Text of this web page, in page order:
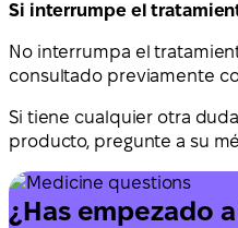
Si interrumpe el
No interrumpa el
consultado previamente
Si tiene cualquier otra
producto, pregunte a su
¿Has empezado